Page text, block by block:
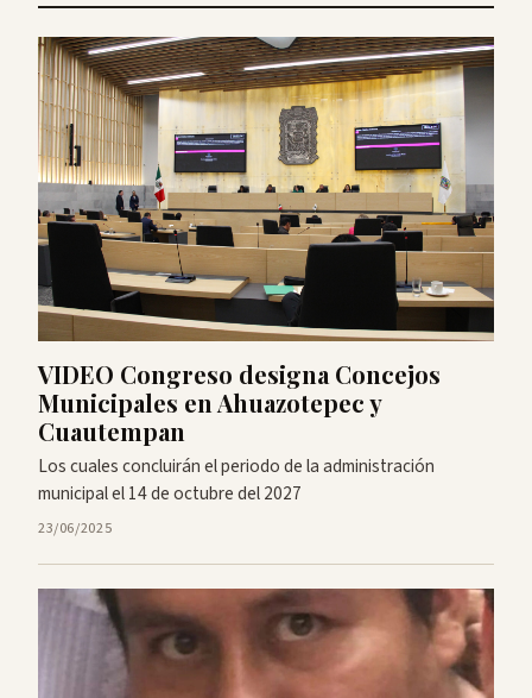
VIDEO Congreso designa Concejos
Municipales en Ahuazotepec y
Cuautempan
Los cuales concluirán el periodo de la administración
municipal el 14 de octubre del 2027
23/06/2025